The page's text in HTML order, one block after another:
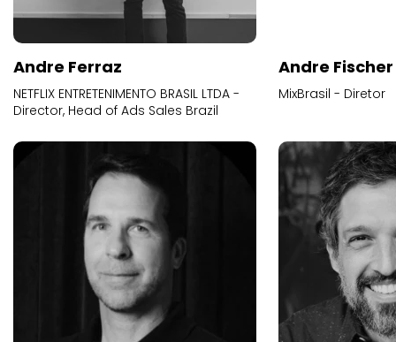
Andre Ferraz
NETFLIX ENTRETENIMENTO BRASIL LTDA -
Director, Head of Ads Sales Brazil
Andre Fischer
MixBrasil - Diretor